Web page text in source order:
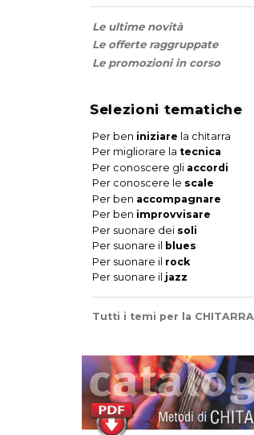
Le ultime novità
Le offerte raggruppate
Le promozioni in corso
Selezioni tematiche
Per ben iniziare la chitarra
Per migliorare la tecnica
Per conoscere gli accordi
Per conoscere le scale
Per ben accompagnare
Per ben improvvisare
Per suonare dei soli
Per suonare il blues
Per suonare il rock
Per suonare il jazz
Tutti i temi per la CHITARRA